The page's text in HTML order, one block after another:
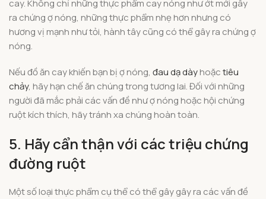
cay. Không chỉ những thực phẩm cay nóng như ớt mới gây
ra chứng ợ nóng, những thực phẩm nhẹ hơn nhưng có
hương vị mạnh như tỏi, hành tây cũng có thể gây ra chứng ợ
nóng.
Nếu đồ ăn cay khiến bạn bị ợ nóng, đau dạ dàyhoặctiêu
chảy, hãy hạn chế ăn chúng trong tương lai. Đối với những
người đã mắc phải các vấn đề như ợ nóng hoặc hội chứng
ruột kích thích, hãy tránh xa chúng hoàn toàn.
5. Hãy cẩn thận với các triệu chứng
đường ruột
Một số loại thực phẩm cụ thể có thể gây gây ra các vấn đề